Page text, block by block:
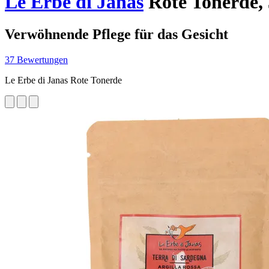
Verwöhnende Pflege für das Gesicht
37 Bewertungen
Le Erbe di Janas Rote Tonerde